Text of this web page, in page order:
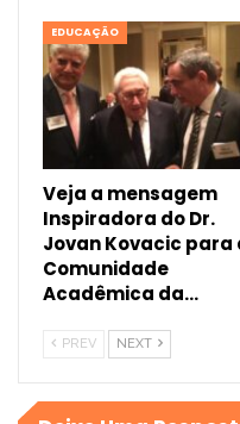
EDUCAÇÃO
Veja a mensagem
Inspiradora do Dr.
Jovan Kovacic para
Comunidade
Acadêmica da…
PREV NEXT